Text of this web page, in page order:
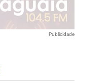
Publicidade